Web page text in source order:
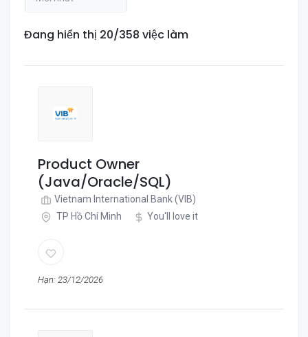
Đang hiển thị 20/358 việc làm
Product Owner
(Java/Oracle/SQL)
Vietnam International Bank (VIB)
TP Hồ Chí Minh
You'll love it
Hạn: 23/12/2026